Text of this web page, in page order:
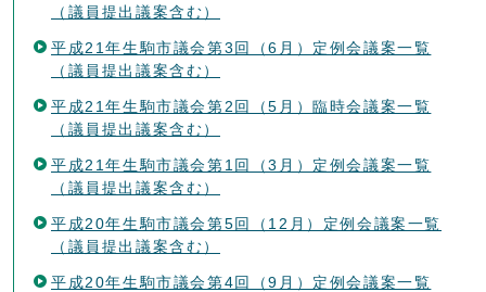
（議員提出議案含む）
平成21年生駒市議会第3回（6月）定例会議案一覧
（議員提出議案含む）
平成21年生駒市議会第2回（5月）臨時会議案一覧
（議員提出議案含む）
平成21年生駒市議会第1回（3月）定例会議案一覧
（議員提出議案含む）
平成20年生駒市議会第5回（12月）定例会議案一覧
（議員提出議案含む）
平成20年生駒市議会第4回（9月）定例会議案一覧